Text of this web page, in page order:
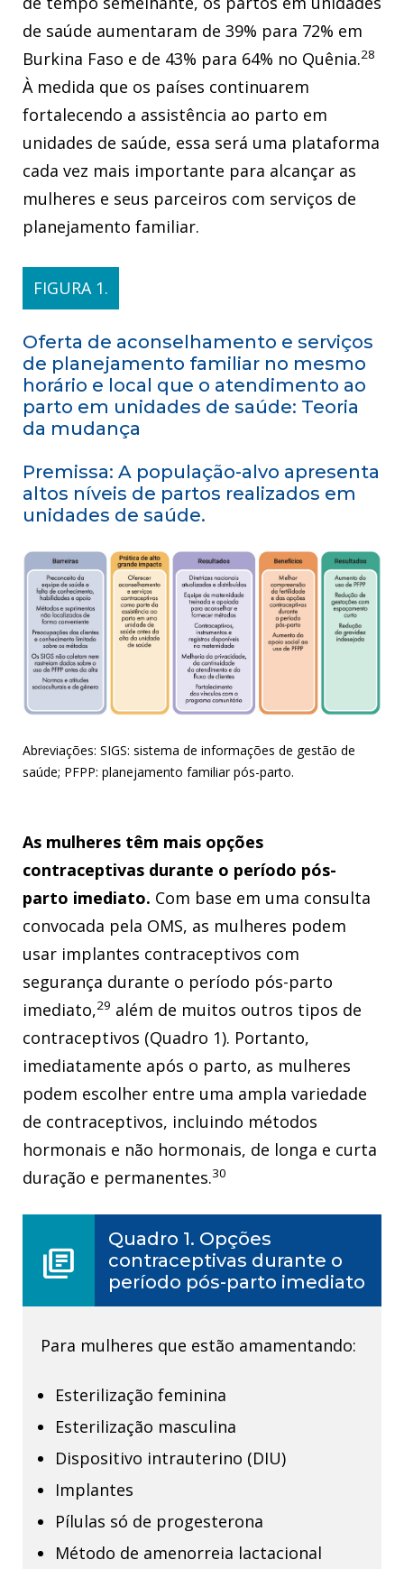
de saúde aumentaram de 39% para 72% em
Burkina Faso e de 43% para 64% no Quênia.28
À medida que os países continuarem
fortalecendo a assistência ao parto em
unidades de saúde, essa será uma plataforma
cada vez mais importante para alcançar as
mulheres e seus parceiros com serviços de
planejamento familiar.
FIGURA 1.
Oferta de aconselhamento e serviços
de planejamento familiar no mesmo
horário e local que o atendimento ao
parto em unidades de saúde: Teoria
da mudança
Premissa: A população-alvo apresenta
altos níveis de partos realizados em
unidades de saúde.
Abreviações: SIGS: sistema de informações de gestão de
saúde; PFPP: planejamento familiar pós-parto.
As mulheres têm mais opções
contraceptivas durante o período pós-
parto imediato. Com base em uma consulta
convocada pela OMS, as mulheres podem
usar implantes contraceptivos com
segurança durante o período pós-parto
imediato,29 além de muitos outros tipos de
contraceptivos (Quadro 1). Portanto,
imediatamente após o parto, as mulheres
podem escolher entre uma ampla variedade
de contraceptivos, incluindo métodos
hormonais e não hormonais, de longa e curta
duração e permanentes.30
library_books
Quadro 1. Opções
contraceptivas durante o
período pós-parto imediato
Para mulheres que estão amamentando:
Esterilização feminina
Esterilização masculina
Dispositivo intrauterino (DIU)
Implantes
Pílulas só de progesterona
Método de amenorreia lactacional